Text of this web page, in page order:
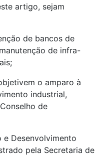
artigo, sejam
de bancos de
de infra-
o amparo à
industrial,
de
e Desenvolvimento
pela Secretaria de